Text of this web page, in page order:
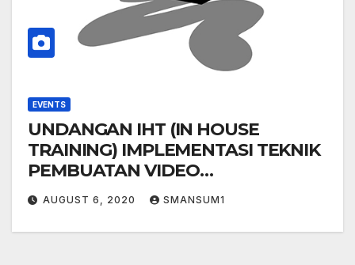
EVENTS
UNDANGAN IHT (IN HOUSE
TRAINING) IMPLEMENTASI TEKNIK
PEMBUATAN VIDEO
PEMBELAJARAN DAN SOSIALISASI
E-RAPORT
AUGUST 6, 2020 SMANSUM1